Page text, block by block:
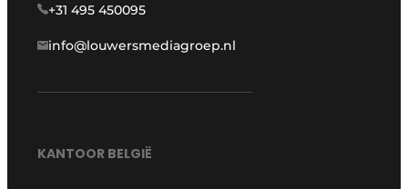
+31 495 450095
info@louwersmediagroep.nl
KANTOOR BELGIË